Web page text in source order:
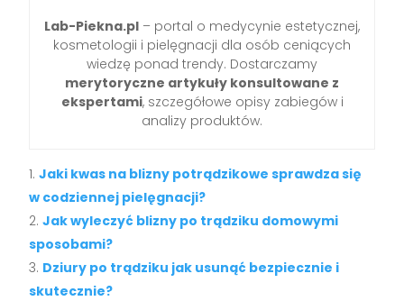
Lab-Piekna.pl – portal o medycynie estetycznej,
kosmetologii i pielęgnacji dla osób ceniących
wiedzę ponad trendy. Dostarczamy
merytoryczne artykuły konsultowane z
ekspertami, szczegółowe opisy zabiegów i
analizy produktów.
Jaki kwas na blizny potrądzikowe sprawdza się
w codziennej pielęgnacji?
Jak wyleczyć blizny po trądziku domowymi
sposobami?
Dziury po trądziku jak usunąć bezpiecznie i
skutecznie?